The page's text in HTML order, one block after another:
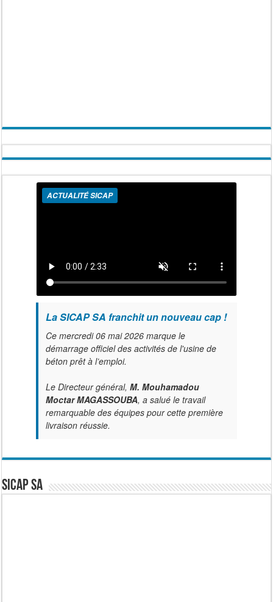
ACTUALITÉ SICAP
La SICAP SA franchit un nouveau cap !
Ce mercredi 06 mai 2026 marque le
démarrage officiel des activités de l'usine de
béton prêt à l’emploi.
Le Directeur général, M. Mouhamadou
Moctar MAGASSOUBA, a salué le travail
remarquable des équipes pour cette première
livraison réussie.
SICAP SA